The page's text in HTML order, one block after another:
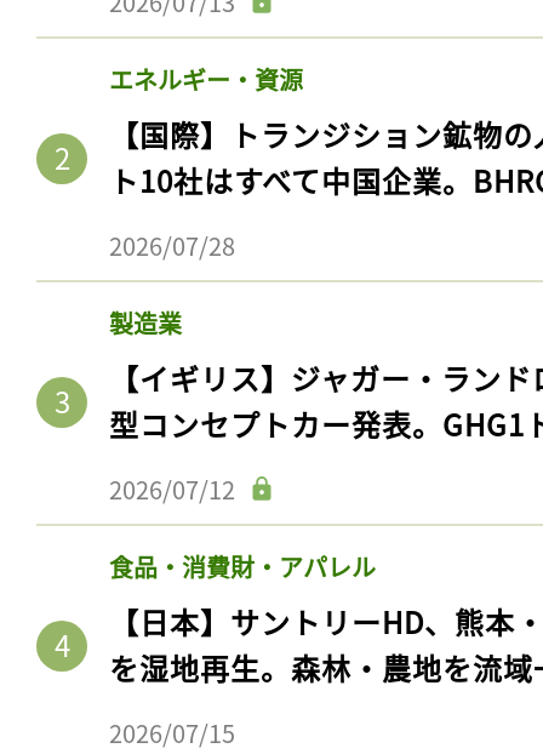
エネルギー・資源
【国際】トランジション鉱物
ト10社はすべて中国企業。
2026/07/28
製造業
【イギリス】ジャガー・ラン
型コンセプトカー発表。GHG1
2026/07/12
食品・消費財・アパレル
【日本】サントリーHD、熊本
を湿地再生。森林・農地を流
2026/07/15